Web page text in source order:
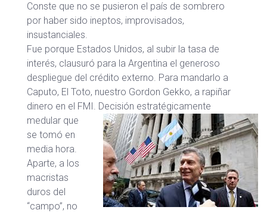
Conste que no se pusieron el país de sombrero
por haber sido ineptos, improvisados,
insustanciales.
Fue porque Estados Unidos, al subir la tasa de
interés, clausuró para la Argentina el generoso
despliegue del crédito externo. Para mandarlo a
Caputo, El Toto, nuestro Gordon Gekko, a rapiñar
dinero en el FMI. Decisión estratégicamente
medular que
se tomó en
media hora.
Aparte, a los
macristas
duros del
“campo”, no